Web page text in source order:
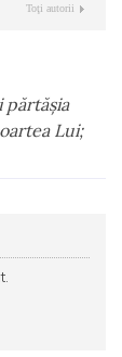
Toţi autorii
părtăşia
Lui;